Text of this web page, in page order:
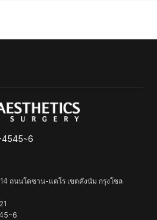
ถนนโดซาน-แดโร เขตคังนัม กรุงโซล